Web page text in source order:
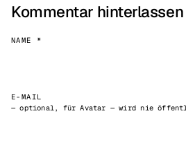
Kommentar hinterlassen
NAME *
E-MAIL
— optional, für Avatar — wird nie